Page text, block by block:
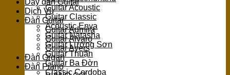
Guitar Acoustic
Guitar Classic
Acoustic Enya
Guitar Natasha
Guitar Lương Sơn
Guitar Thuận
Guitar Ba Đờn
Classic Cordoba
Dịch Vụ
Đàn Guitar
Guitar Admira
Guitar Alvaro
Guitar Ayers
Đàn Organ
Đàn Piano